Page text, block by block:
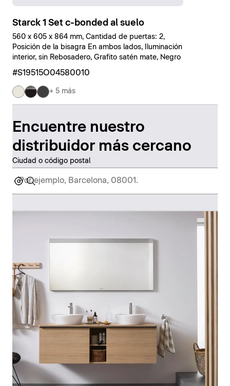
Starck 1 Set c-bonded al suelo
560 x 605 x 864 mm, Cantidad de puertas: 2,
Posición de la bisagra En ambos lados, Iluminación
interior, sin Rebosadero, Grafito satén mate, Negro
#S19515O04580010
+ 5 más
Encuentre nuestro
distribuidor más cercano
Ciudad o código postal